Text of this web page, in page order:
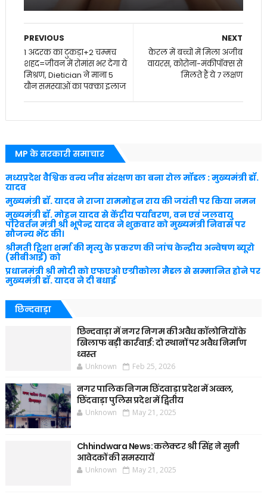
NEXT
केरल में बच्चों में मिला अजीब
वायरस, कोरोना-मंकीपॉक्स से
मिलते हैं ये 7 लक्षण
PREVIOUS
1 अदरक का टुकड़ा+2 चम्मच
शहद=जीवन में रोमांस भर देगा ये
मिश्रण, Dietician ने माना 5
यौन समस्याओं का पक्का इलाज
MP के सरकारी समाचार
मध्यप्रदेश वैश्विक वन्य जीव संरक्षण का बना रोल मॉडल : मुख्यमंत्री डॉ.
यादव
मुख्यमंत्री डॉ. यादव ने राजा राममोहन राय की जयंती पर किया नमन
मुख्यमंत्री डॉ. मोहन यादव से केंद्रीय पर्यावरण, वन एवं जलवायु
परिवर्तन मंत्री श्री भूपेन्द्र यादव ने शुक्रवार को मुख्यमंत्री निवास पर
सौजन्य भेंट की।
श्रीमती ट्विशा शर्मा की मृत्यु के प्रकरण की जांच केन्द्रीय अन्वेषण ब्यूरो
(सीबीआई) को
प्रधानमंत्री श्री मोदी को एफएओ एग्रीकोला मैडल से सम्मानित होने पर
मुख्यमंत्री डॉ. यादव ने दी बधाई
छिन्दवाड़ा
छिन्दवाड़ा में नगर निगम की अवैध कॉलोनियों के
खिलाफ बड़ी कार्रवाई: दो स्थानों पर अवैध निर्माण
ध्वस्त
Unknown Feb 25, 2026
नगर पालिक निगम छिंदवाड़ा प्रदेश में अव्वल,
छिंदवाड़ा पुलिस प्रदेश में द्वितीय
Unknown May 21, 2025
Chhindwara News: कलेक्टर श्री सिंह ने सुनी
आवेदकों की समस्यायें
Unknown May 21, 2025